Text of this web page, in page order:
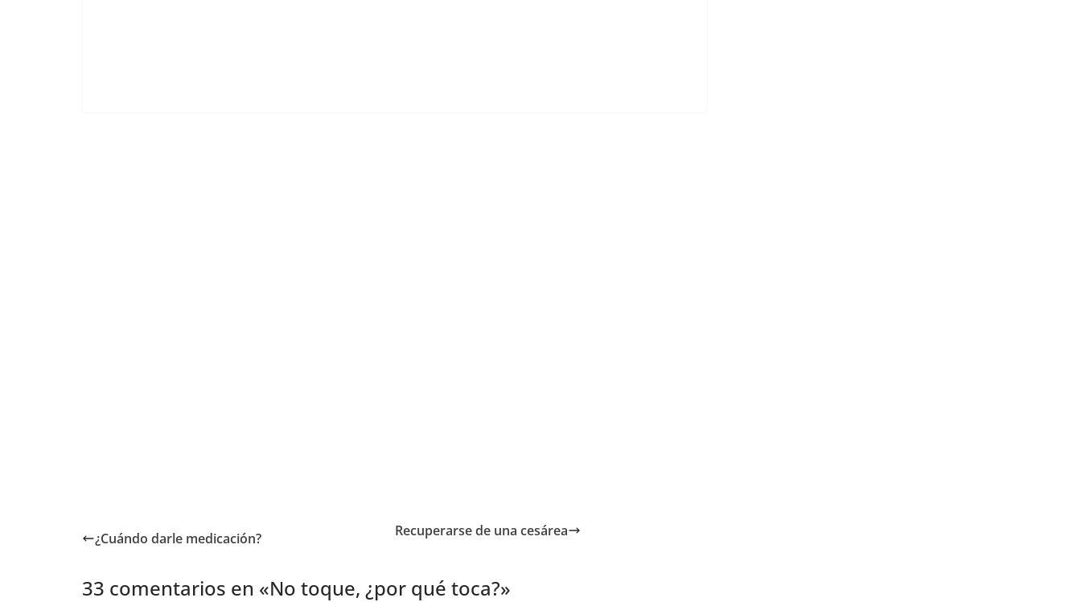
¿Cuándo darle medicación? Recuperarse de una cesárea
33 comentarios en «No toque, ¿por qué toca?»